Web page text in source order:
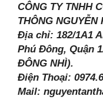
CÔNG TY TNHH
THÔNG NGUYỄN
Địa chỉ: 182/1A1
Phú Đông, Quận
ĐÔNG NHÌ).
Điện Thoại:
Mail: